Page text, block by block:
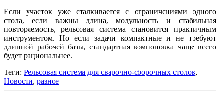
Если участок уже сталкивается с ограничениями одного
стола, если важны длина, модульность и стабильная
повторяемость, рельсовая система становится практичным
инструментом. Но если задачи компактные и не требуют
длинной рабочей базы, стандартная компоновка чаще всего
будет рациональнее.
Теги: Рельсовая система для сварочно-сборочных столов,
Новости, разное